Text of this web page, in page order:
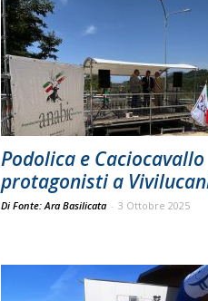
Podolica e Caciocavallo
protagonisti a
Di Fonte: Ara Basilicata - 3 Ottobre 2025